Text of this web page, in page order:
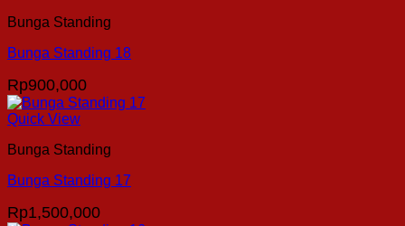
Bunga Standing
Bunga Standing 18
Rp900,000
Quick View
Bunga Standing
Bunga Standing 17
Rp1,500,000